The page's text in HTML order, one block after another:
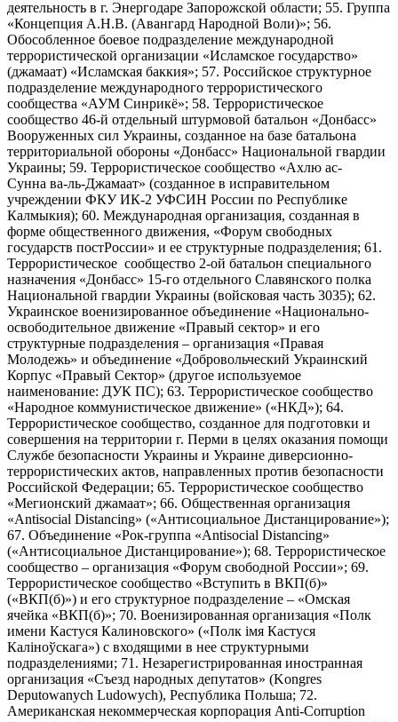
деятельность в г. Энергодаре Запорожской области; 55. Группа
«Концепция А.Н.В. (Авангард Народной Воли)»; 56.
Обособленное боевое подразделение международной
террористической организации «Исламское государство»
(джамаат) «Исламская баккия»; 57. Российское структурное
подразделение международного террористического
сообщества «АУМ Синрикё»; 58. Террористическое
сообщество 46-й отдельный штурмовой батальон «Донбасс»
Вооруженных сил Украины, созданное на базе батальона
территориальной обороны «Донбасс» Национальной гвардии
Украины; 59. Террористическое сообщество «Ахлю ас-
Сунна ва-ль-Джамаат» (созданное в исправительном
учреждении ФКУ ИК-2 УФСИН России по Республике
Калмыкия); 60. Международная организация, созданная в
форме общественного движения, «Форум свободных
государств постРоссии» и ее структурные подразделения; 61.
Террористическое сообщество 2-ой батальон специального
назначения «Донбасс» 15-го отдельного Славянского полка
Национальной гвардии Украины (войсковая часть 3035); 62.
Украинское военизированное объединение «Национально-
освободительное движение «Правый сектор» и его
структурные подразделения – организация «Правая
Молодежь» и объединение «Добровольческий Украинский
Корпус «Правый Сектор» (другое используемое
наименование: ДУК ПС); 63. Террористическое сообщество
«Народное коммунистическое движение» («НКД»); 64.
Террористическое сообщество, созданное для подготовки и
совершения на территории г. Перми в целях оказания помощи
Службе безопасности Украины и Украине диверсионно-
террористических актов, направленных против безопасности
Российской Федерации; 65. Террористическое сообщество
«Мегионский джамаат»; 66. Общественная организация
«Antisocial Distancing» («Антисоциальное Дистанцирование»);
67. Объединение «Рок-группа «Antisocial Distancing»
(«Антисоциальное Дистанцирование»); 68. Террористическое
сообщество – организация «Форум свободной России»; 69.
Террористическое сообщество «Вступить в ВКП(б)»
(«ВКП(б)») и его структурное подразделение – «Омская
ячейка «ВКП(б)»; 70. Военизированная организация «Полк
имени Кастуся Калиновского» («Полк iмя Кастуся
Калiноўскага») с входящими в нее структурными
подразделениями; 71. Незарегистрированная иностранная
организация «Съезд народных депутатов» (Kongres
Deputowanych Ludowych), Республика Польша; 72.
Американская некоммерческая корпорация Anti-Corruption